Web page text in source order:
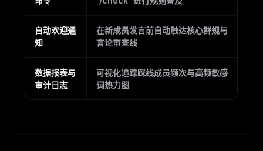
自动欢迎通
知
在新成员发言前自动触达核心群规与
言论审查线
数据报表与
审计日志
可视化追踪踩线成员频次与高频敏感
词热力图